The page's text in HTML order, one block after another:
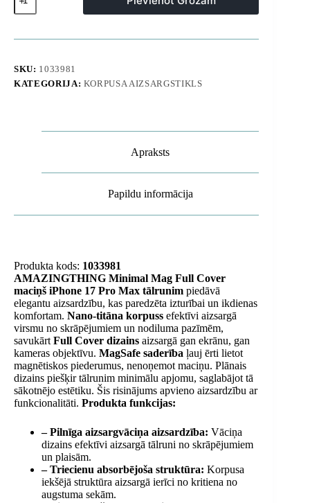
17
Pro
Minimal
izmēra
vāciņš
SKU: 1033981
KATEGORIJA: KORPUSA AIZSARGSTIKLS
Apraksts
Papildu informācija
Produkta kods: 1033981
AMAZINGTHING Minimal Mag Full Cover
maciņš iPhone 17 Pro Max tālrunim piedāvā
elegantu aizsardzību, kas paredzēta izturībai un ikdienas
komfortam. Nano-titāna korpuss efektīvi aizsargā
virsmu no skrāpējumiem un nodiluma pazīmēm,
savukārt Full Cover dizains aizsargā gan ekrānu, gan
kameras objektīvu. MagSafe saderība ļauj ērti lietot
magnētiskos piederumus, nenoņemot maciņu. Plānais
dizains piešķir tālrunim minimālu apjomu, saglabājot tā
sākotnējo estētiku. Šis risinājums apvieno aizsardzību ar
funkcionalitāti. Produkta funkcijas:
– Pilnīga aizsargvāciņa aizsardzība: Vāciņa
dizains efektīvi aizsargā tālruni no skrāpējumiem
un plaisām.
– Triecienu absorbējoša struktūra: Korpusa
iekšējā struktūra aizsargā ierīci no kritiena no
augstuma sekām.